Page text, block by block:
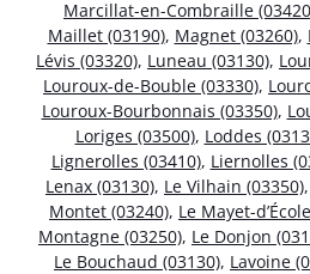
Marcillat-en-Combraille
Maillet (03190), Magnet (03260),
Lévis (03320), Luneau (03130),
Louroux-de-Bouble (03330),
Louroux-Bourbonnais (03350),
Loriges (03500), Loddes
Lignerolles (03410), Liernolles
Lenax (03130), Le Vilhain (03350),
Montet (03240), Le Mayet-
Montagne (03250), Le Donjon
Le Bouchaud (03130), Lavoine